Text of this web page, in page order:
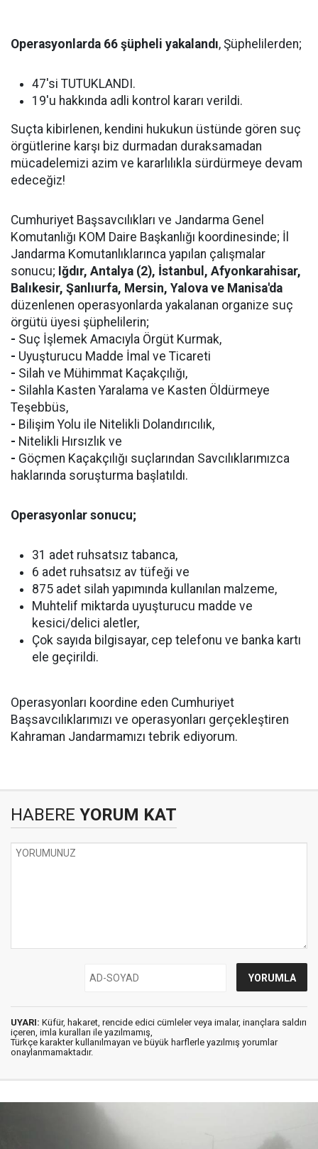
Operasyonlarda 66 şüpheli yakalandı, Şüphelilerden;
47'si TUTUKLANDI.
19'u hakkında adli kontrol kararı verildi.
Suçta kibirlenen, kendini hukukun üstünde gören suç
örgütlerine karşı biz durmadan duraksamadan
mücadelemizi azim ve kararlılıkla sürdürmeye devam
edeceğiz!
Cumhuriyet Başsavcılıkları ve Jandarma Genel
Komutanlığı KOM Daire Başkanlığı koordinesinde; İl
Jandarma Komutanlıklarınca yapılan çalışmalar
sonucu; Iğdır, Antalya (2), İstanbul, Afyonkarahisar,
Balıkesir, Şanlıurfa, Mersin, Yalova ve Manisa'da
düzenlenen operasyonlarda yakalanan organize suç
örgütü üyesi şüphelilerin;
- Suç İşlemek Amacıyla Örgüt Kurmak,
- Uyuşturucu Madde İmal ve Ticareti
- Silah ve Mühimmat Kaçakçılığı,
- Silahla Kasten Yaralama ve Kasten Öldürmeye
Teşebbüs,
- Bilişim Yolu ile Nitelikli Dolandırıcılık,
- Nitelikli Hırsızlık ve
- Göçmen Kaçakçılığı suçlarından Savcılıklarımızca
haklarında soruşturma başlatıldı.
Operasyonlar sonucu;
31 adet ruhsatsız tabanca,
6 adet ruhsatsız av tüfeği ve
875 adet silah yapımında kullanılan malzeme,
Muhtelif miktarda uyuşturucu madde ve
kesici/delici aletler,
Çok sayıda bilgisayar, cep telefonu ve banka kartı
ele geçirildi.
Operasyonları koordine eden Cumhuriyet
Başsavcılıklarımızı ve operasyonları gerçekleştiren
Kahraman Jandarmamızı tebrik ediyorum.
HABERE YORUM KAT
UYARI: Küfür, hakaret, rencide edici cümleler veya imalar, inançlara saldırı
içeren, imla kuralları ile yazılmamış,
Türkçe karakter kullanılmayan ve büyük harflerle yazılmış yorumlar
onaylanmamaktadır.